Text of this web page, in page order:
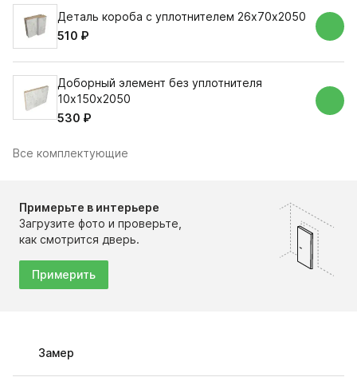
Деталь короба с уплотнителем 26х70х2050
510 ₽
Доборный элемент без уплотнителя
10х150х2050
530 ₽
Все комплектующие
Примерьте в интерьере
Загрузите фото и проверьте,
как смотрится дверь.
Примерить
Замер